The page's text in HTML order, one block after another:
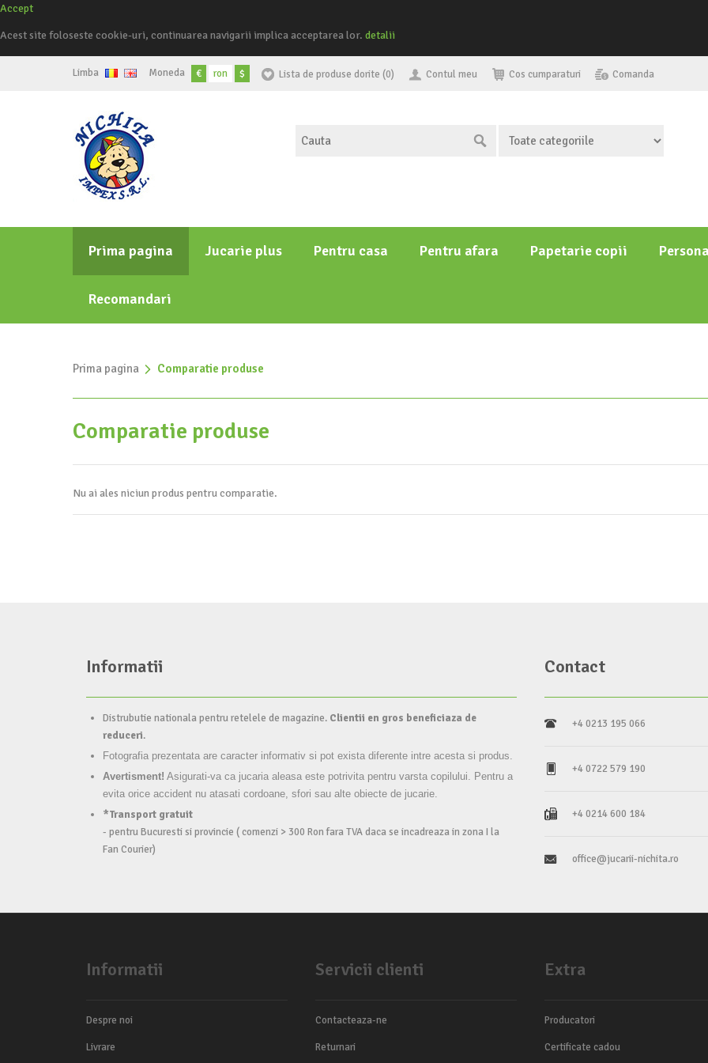
Accept
Acest site foloseste cookie-uri, continuarea navigarii implica acceptarea lor. detalii
Limba Moneda € ron $ Lista de produse dorite (0) Contul meu Cos cumparaturi Comanda
Prima pagina Jucarie plus Pentru casa Pentru afara Papetarie copii
Recomandari
Prima pagina » Comparatie produse
Comparatie produse
Nu ai ales niciun produs pentru comparatie.
Informatii
Distrubutie nationala pentru retelele de magazine. Clientii en gros beneficiaza de
reduceri.
Fotografia prezentata are caracter informativ si pot exista diferente intre acesta si produs.
Avertisment! Asigurati-va ca jucaria aleasa este potrivita pentru varsta copilului. Pentru a
evita orice accident nu atasati cordoane, sfori sau alte obiecte de jucarie.
*Transport gratuit
- pentru Bucuresti si provincie ( comenzi > 300 Ron fara TVA daca se incadreaza in zona I la
Fan Courier)
Contact
+4 0213 195 066
+4 0722 579 190
+4 0214 600 184
office@jucarii-nichita.ro
Informatii
Despre noi
Livrare
Servicii clienti
Contacteaza-ne
Returnari
Extra
Producatori
Certificate cadou